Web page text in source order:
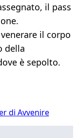
il pass
il corpo
della
è sepolto.
di Avvenire